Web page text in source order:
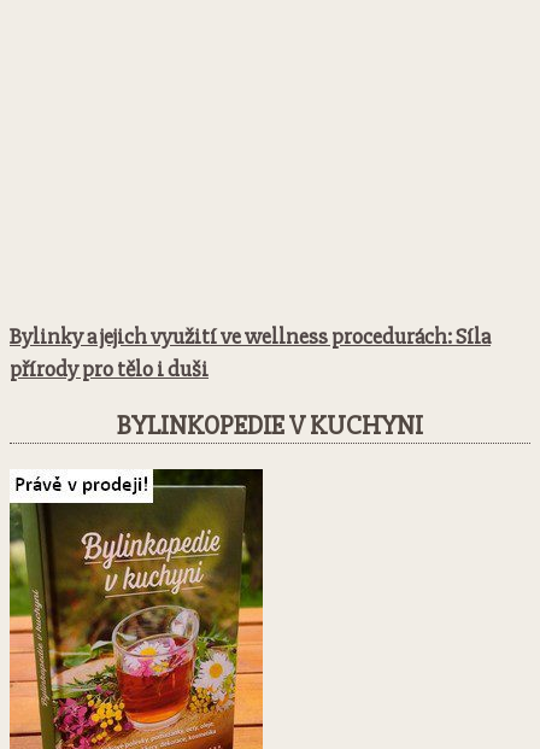
Bylinky a jejich využití ve wellness procedurách: Síla
přírody pro tělo i duši
BYLINKOPEDIE V KUCHYNI